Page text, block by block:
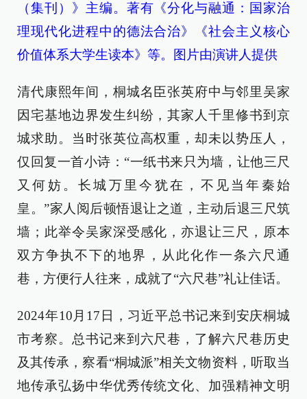
（集刊）》主编。著有《分化与融通：国家治
理现代化进程中的德法合治》《社会主义核心
价值体系大学生读本》等。图片由演讲人提供
清代康熙年间，桐城名臣张英府中与邻里吴家
因宅基地边界发生纠纷，其家人千里修书到京
城求助。当时张英位高权重，却未以势压人，
仅回复一首小诗：“一纸书来只为墙，让他三尺
又何妨。长城万里今犹在，不见当年秦始
皇。”家人阅后顿悟退让之道，主动后退三尺筑
墙；此举令吴家深受感化，亦退让三尺，原本
双方争执不下的地界，从此化作一条六尺通
巷，方便行人往来，成就了“六尺巷”礼让佳话。
2024年10月17日，习近平总书记来到安庆桐城
市考察。总书记来到六尺巷，了解六尺巷历史
及其传承，察看“桐城派”相关文物资料，听取当
地传承弘扬中华优秀传统文化、加强精神文明